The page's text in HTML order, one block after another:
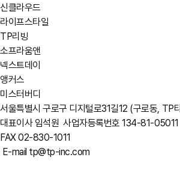
신클라우드
라이프스타일
TP리빙
소프라움앤
넥스트데이
앵커스
미스터버디
서울특별시 구로구 디지털로31길12 (구로동, TP
대표이사 임석원 사업자등록번호 134-81-05011
FAX 02-830-1011
E-mail tp@tp-inc.com